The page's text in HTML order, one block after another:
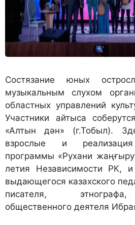
Состязание юных
музыкальным слухом
областных управлений
Участники айтыса
«Алтын дән» (г.Тобыл).
взрослые и реализация
программы «Рухани
летия Независимости РК,
выдающегося казахского
писателя,
общественного деятеля